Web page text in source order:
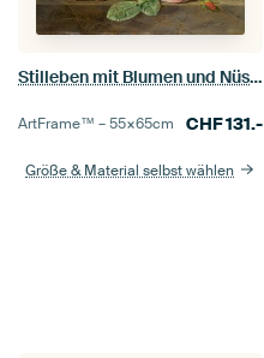
Stilleben mit Blumen und Nüssen, Anthony Oberman
ArtFrame™ –55×65cm CHF131.-
Größe & Material selbst wählen